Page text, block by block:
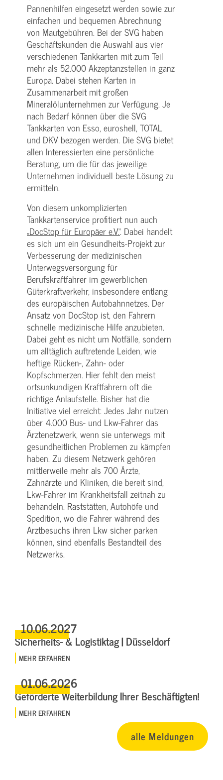
Pannenhilfen eingesetzt werden sowie zur
einfachen und bequemen Abrechnung
von Mautgebühren. Bei der SVG haben
Geschäftskunden die Auswahl aus vier
verschiedenen Tankkarten mit zum Teil
mehr als 52.000 Akzeptanzstellen in ganz
Europa. Dabei stehen Karten in
Zusammenarbeit mit großen
Mineralölunternehmen zur Verfügung. Je
nach Bedarf können über die SVG
Tankkarten von Esso, euroshell, TOTAL
und DKV bezogen werden. Die SVG bietet
allen Interessierten eine persönliche
Beratung, um die für das jeweilige
Unternehmen individuell beste Lösung zu
ermitteln.
Von diesem unkomplizierten
Tankkartenservice profitiert nun auch
„DocStop für Europäer e.V.“. Dabei handelt
es sich um ein Gesundheits-Projekt zur
Verbesserung der medizinischen
Unterwegsversorgung für
Berufskraftfahrer im gewerblichen
Güterkraftverkehr, insbesondere entlang
des europäischen Autobahnnetzes. Der
Ansatz von DocStop ist, den Fahrern
schnelle medizinische Hilfe anzubieten.
Dabei geht es nicht um Notfälle, sondern
um alltäglich auftretende Leiden, wie
heftige Rücken-, Zahn- oder
Kopfschmerzen. Hier fehlt den meist
ortsunkundigen Kraftfahrern oft die
richtige Anlaufstelle. Bisher hat die
Initiative viel erreicht: Jedes Jahr nutzen
über 4.000 Bus- und Lkw-Fahrer das
Ärztenetzwerk, wenn sie unterwegs mit
gesundheitlichen Problemen zu kämpfen
haben. Zu diesem Netzwerk gehören
mittlerweile mehr als 700 Ärzte,
Zahnärzte und Kliniken, die bereit sind,
Lkw-Fahrer im Krankheitsfall zeitnah zu
behandeln. Raststätten, Autohöfe und
Spedition, wo die Fahrer während des
Arztbesuchs ihren Lkw sicher parken
können, sind ebenfalls Bestandteil des
Netzwerks.
10.06.2027
Sicherheits- & Logistiktag | Düsseldorf
MEHR ERFAHREN
01.06.2026
Geförderte Weiterbildung Ihrer Beschäftigten!
MEHR ERFAHREN
alle Meldungen